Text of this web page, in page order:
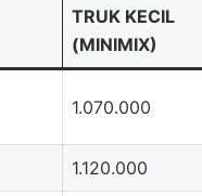
TRUK KECIL
(MINIMIX)
1.070.000
1.120.000